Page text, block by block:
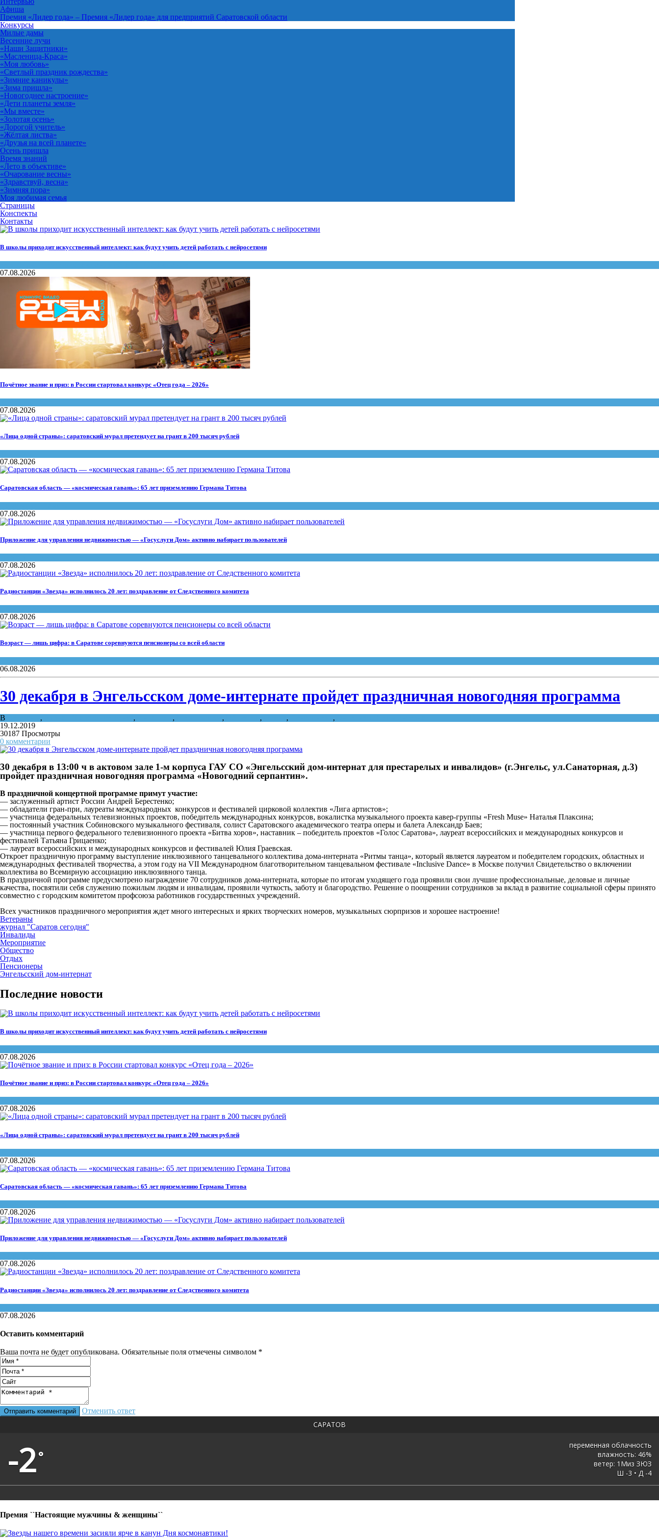
Афиша
Премия «Лидер года» – Премия «Лидер года» для предприятий Саратовской области
Конкурсы
Милые дамы
Весенние лучи
«Наши Защитники»
«Масленица-Краса»
«Моя любовь»
«Светлый праздник рождества»
«Зимние каникулы»
«Зима пришла»
«Новогоднее настроение»
«Дети планеты земля»
«Мы вместе»
«Золотая осень»
«Дорогой учитель»
«Жёлтая листва»
«Друзья на всей планете»
Осень пришла
Время знаний
«Лето в объективе»
«Очарование весны»
«Здравствуй, весна»
«Зимняя пора»
Моя любимая семья
Страницы
Конспекты
Контакты
В школы приходит искусственный интеллект: как будут учить детей работать с нейросетями
07.08.2026
Почётное звание и приз: в России стартовал конкурс «Отец года – 2026»
07.08.2026
«Лица одной страны»: саратовский мурал претендует на грант в 200 тысяч рублей
07.08.2026
Саратовская область — «космическая гавань»: 65 лет приземлению Германа Титова
07.08.2026
Приложение для управления недвижимостью — «Госуслуги Дом» активно набирает пользователей
07.08.2026
Радиостанции «Звезда» исполнилось 20 лет: поздравление от Следственного комитета
07.08.2026
Возраст — лишь цифра: в Саратове соревнуются пенсионеры со всей области
06.08.2026
30 декабря в Энгельсском доме-интернате пройдет праздничная новогодняя программа
В , , , , , , ,
19.12.2019
30187 Просмотры
0 комментарии
30 декабря в 13:00 ч в актовом зале 1-м корпуса ГАУ СО «Энгельсский дом-интернат для престарелых и инвалидов» (г.Энгельс, ул.Санаторная, д.3)
пройдет праздничная новогодняя программа «Новогодний серпантин».
В праздничной концертной программе примут участие:
— заслуженный артист России Андрей Берестенко;
— обладатели гран-при, лауреаты международных конкурсов и фестивалей цирковой коллектив «Лига артистов»;
— участница федеральных телевизионных проектов, победитель международных конкурсов, вокалистка музыкального проекта кавер-группы «Fresh Muse» Наталья Плаксина;
— постоянный участник Собиновского музыкального фестиваля, солист Саратовского академического театра оперы и балета Александр Баев;
— участница первого федерального телевизионного проекта «Битва хоров», наставник – победитель проектов «Голос Саратова», лауреат всероссийских и международных конкурсов и
фестивалей Татьяна Грицаенко;
— лауреат всероссийских и международных конкурсов и фестивалей Юлия Граевская.
Откроет праздничную программу выступление инклюзивного танцевального коллектива дома-интерната «Ритмы танца», который является лауреатом и победителем городских, областных и
международных фестивалей творчества, а этом году на VII Международном благотворительном танцевальном фестивале «Inclusive Dance» в Москве получил Свидетельство о включении
коллектива во Всемирную ассоциацию инклюзивного танца.
В праздничной программе предусмотрено награждение 70 сотрудников дома-интерната, которые по итогам уходящего года проявили свои лучшие профессиональные, деловые и личные
качества, посвятили себя служению пожилым людям и инвалидам, проявили чуткость, заботу и благородство. Решение о поощрении сотрудников за вклад в развитие социальной сферы принято
совместно с городским комитетом профсоюза работников государственных учреждений.
Всех участников праздничного мероприятия ждет много интересных и ярких творческих номеров, музыкальных сюрпризов и хорошее настроение!
Ветераны
журнал "Саратов сегодня"
Инвалиды
Мероприятие
Общество
Отдых
Пенсионеры
Энгельсский дом-интернат
Последние новости
В школы приходит искусственный интеллект: как будут учить детей работать с нейросетями
07.08.2026
Почётное звание и приз: в России стартовал конкурс «Отец года – 2026»
07.08.2026
«Лица одной страны»: саратовский мурал претендует на грант в 200 тысяч рублей
07.08.2026
Саратовская область — «космическая гавань»: 65 лет приземлению Германа Титова
07.08.2026
Приложение для управления недвижимостью — «Госуслуги Дом» активно набирает пользователей
07.08.2026
Радиостанции «Звезда» исполнилось 20 лет: поздравление от Следственного комитета
07.08.2026
Оставить комментарий
Ваша почта не будет опубликована. Обязательные поля отмечены символом *
Отменить ответ
САРАТОВ
-2°
переменная облачность
влажность: 46%
ветер: 1Миз ЗЮЗ
Ш -3 • Д -4
Премия ``Настоящие мужчины & женщины``